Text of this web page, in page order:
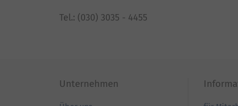
Tel.: (030) 3035 - 4455
Unternehmen